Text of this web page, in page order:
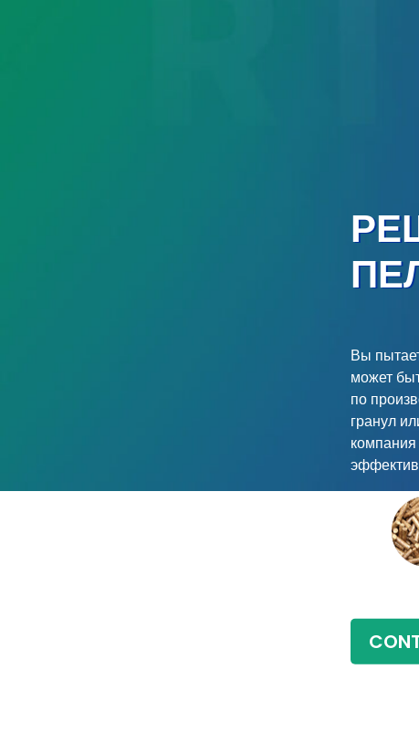
Вы
может
по
гранул